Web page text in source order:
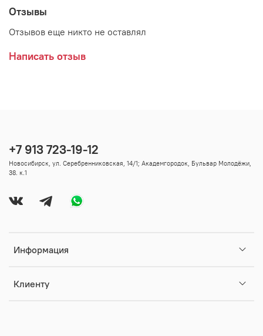
Отзывы
Отзывов еще никто не оставлял
Написать отзыв
Информация
Клиенту
+7 913 723-19-12
Новосибирск, ул. Серебренниковская, 14/1; Академгородок, Бульвар Молодёжи,
38. к.1